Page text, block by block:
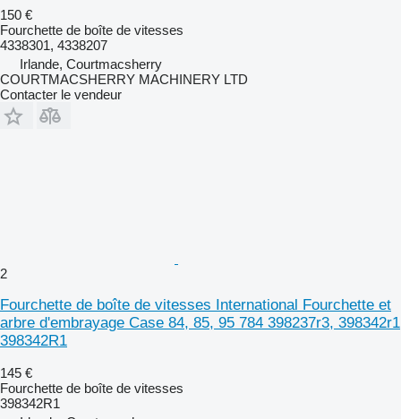
150 €
Fourchette de boîte de vitesses
4338301, 4338207
Irlande, Courtmacsherry
COURTMACSHERRY MACHINERY LTD
Contacter le vendeur
2
Fourchette de boîte de vitesses International Fourchette et
arbre d'embrayage Case 84, 85, 95 784 398237r3, 398342r1
398342R1
145 €
Fourchette de boîte de vitesses
398342R1